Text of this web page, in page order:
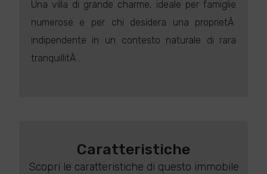
Una villa di grande charme, ideale per famiglie
numerose e per chi desidera una proprietÃ
indipendente in un contesto naturale di rara
tranquillitÃ .
Caratteristiche
Scopri le caratteristiche di questo immobile